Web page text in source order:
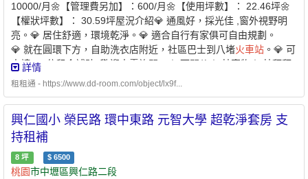
10000/月🌼【管理費另加】：600/月🌼【使用坪數】： 22.46坪🌼
【權狀坪數】： 30.59坪屋況介紹💎 通風好，採光佳 ,窗外視野明
亮。💎 居住舒適，環境乾淨。💎 適合自行有家俱可自由規劃。
💎 就在圓環下方，自助洗衣店附近，社區巴士到八堵火車站 。💎 可
申請300億租金補貼 歡迎來電詢問。☆ 可開伙☆ 禁寵物☆ 禁拜拜
☆ 禁釘釘子 ☆室內禁菸 ☆💎 優質房東，正在找尋愛惜房子的好房
條件說明：✅家庭成員 ￭ 申請人 ￭ 申請人的配偶 ￭ 申請人及其配
偶戶籍內的直系親屬 ￭ 申請人的配偶之戶籍內的直系親屬1. 年齡限
制：申請人須為年滿 18 歲以上之中華民國國民2. 家庭成員定義：
本人 + 配偶 + 戶籍內直系親屬✅家庭年所得及財產限額 ￭ 家庭年所
得低於 109萬元以下 ￭ 每人每月平均所得低於 54,303 元以下 ￭ 申
詳情
租租通 - https://www.dd-room.com/object/lx9f...
興仁國小 榮民路 環中東路 元智大學 超乾淨套房 支
持租補
8 坪 $ 6500
桃園市中壢區興仁路二段